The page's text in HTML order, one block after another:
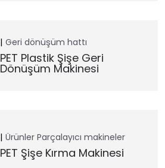
Geri dönüşüm hattı
PET Plastik Şişe Geri
Dönüşüm Makinesi
Ürünler Parçalayıcı makineler
PET Şişe Kırma Makinesi